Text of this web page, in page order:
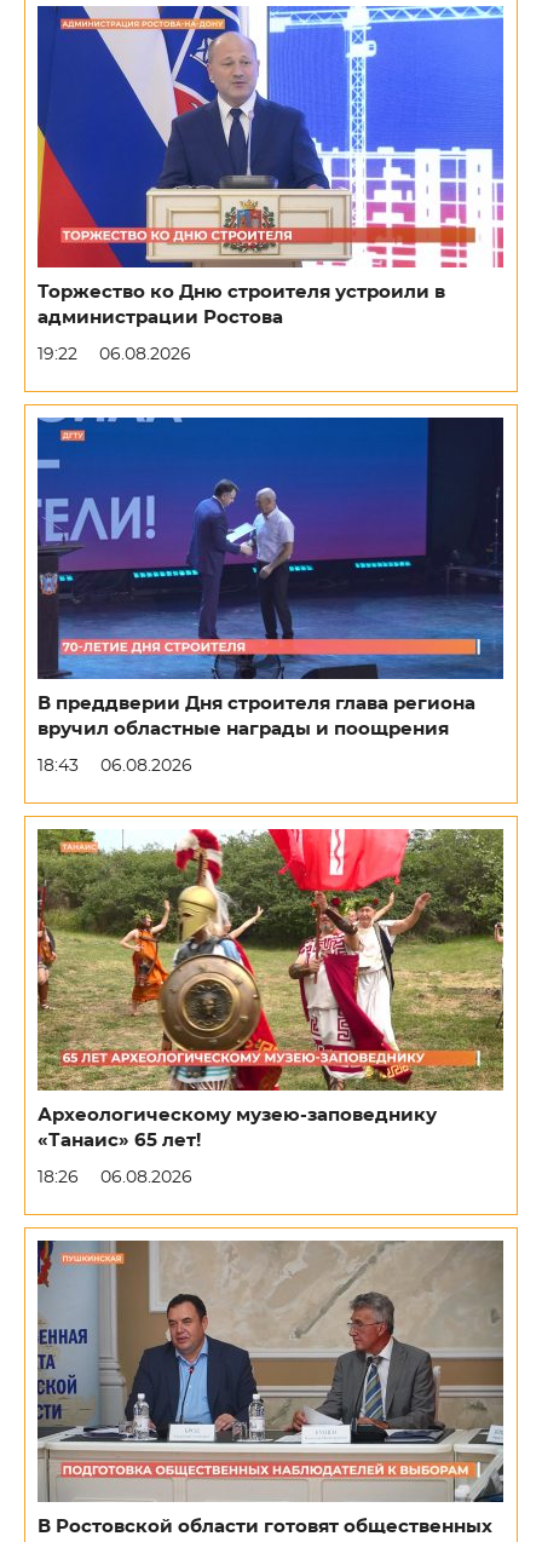
Торжество ко Дню строителя устроили в
администрации Ростова
19:22 06.08.2026
В преддверии Дня строителя глава региона
вручил областные награды и поощрения
18:43 06.08.2026
Археологическому музею-заповеднику
«Танаис» 65 лет!
18:26 06.08.2026
В Ростовской области готовят общественных